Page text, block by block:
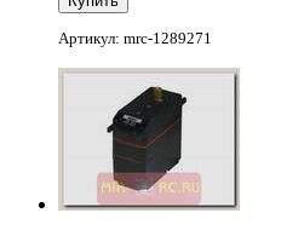
Артикул: mrc-1289271